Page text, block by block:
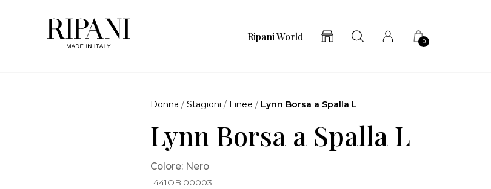
Ripani World 0
Donna /Stagioni / Linee / Lynn Borsa a Spalla L
Lynn Borsa a Spalla L
Colore: Nero
I441OB.00003